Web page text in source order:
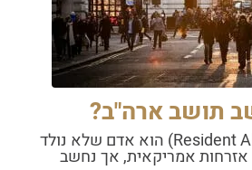
תושב ארה"ב?
תושב ארה"ב (Resident Alien) הוא אדם שלא נולד
אזרחות אמריקאית, אך נחשב